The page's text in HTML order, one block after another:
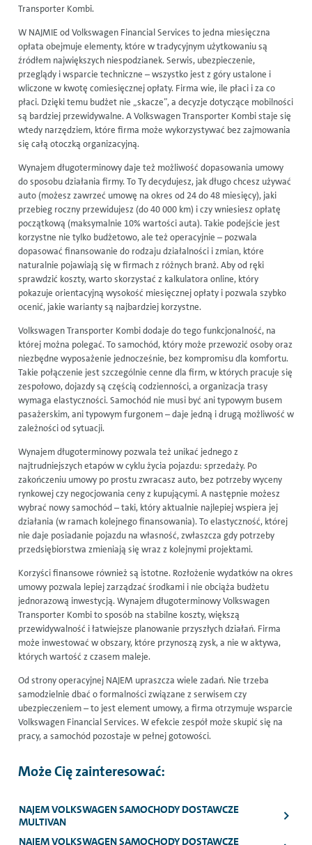
Transporter Kombi.
W NAJMIE odVolkswagen Financial Services to jedna miesięczna
opłata obejmuje elementy, które w tradycyjnym użytkowaniu są
źródłem największych niespodzianek. Serwis, ubezpieczenie,
przeglądy i wsparcie techniczne – wszystko jest z góry ustalone i
wliczone w kwotę comiesięcznej opłaty. Firma wie, ile płaci i za co
płaci. Dzięki temu budżet nie „skacze”, a decyzje dotyczące mobilności
są bardziej przewidywalne. AVolkswagen Transporter Kombistaje się
wtedy narzędziem, które firma może wykorzystywać bez zajmowania
się całą otoczką organizacyjną.
Wynajem długoterminowy daje też możliwość dopasowania umowy
do sposobu działania firmy. To Ty decydujesz, jak długo chcesz używać
auto (możesz zawrzeć umowę na okres od 24 do 48 miesięcy), jaki
przebieg roczny przewidujesz (do 40 000 km) i czy wniesiesz opłatę
początkową (maksymalnie 10% wartości auta). Takie podejście jest
korzystne nie tylko budżetowo, ale też operacyjnie – pozwala
dopasować finansowanie do rodzaju działalności i zmian, które
naturalnie pojawiają się w firmach z różnych branż. Aby od ręki
sprawdzić koszty, warto skorzystać z kalkulatora online, który
pokazuje orientacyjną wysokość miesięcznej opłaty i pozwala szybko
ocenić, jakie warianty są najbardziej korzystne.
Volkswagen Transporter Kombidodaje do tego funkcjonalność, na
której można polegać. To samochód, który może przewozić osoby oraz
niezbędne wyposażenie jednocześnie, bez kompromisu dla komfortu.
Takie połączenie jest szczególnie cenne dla firm, w których pracuje się
zespołowo, dojazdy są częścią codzienności, a organizacja trasy
wymaga elastyczności. Samochód nie musi być ani typowym busem
pasażerskim, ani typowym furgonem – daje jedną i drugą możliwość w
zależności od sytuacji.
Wynajem długoterminowy pozwala też unikać jednego z
najtrudniejszych etapów w cyklu życia pojazdu: sprzedaży. Po
zakończeniu umowy po prostu zwracasz auto, bez potrzeby wyceny
rynkowej czy negocjowania ceny z kupującymi. A następnie możesz
wybrać nowy samochód – taki, który aktualnie najlepiej wspiera jej
działania (w ramach kolejnego finansowania). To elastyczność, której
nie daje posiadanie pojazdu na własność, zwłaszcza gdy potrzeby
przedsiębiorstwa zmieniają się wraz z kolejnymi projektami.
Korzyści finansowe również są istotne. Rozłożenie wydatków na okres
umowy pozwala lepiej zarządzać środkami i nie obciąża budżetu
jednorazową inwestycją. Wynajem długoterminowyVolkswagen
Transporter Kombito sposób na stabilne koszty, większą
przewidywalność i łatwiejsze planowanie przyszłych działań. Firma
może inwestować w obszary, które przynoszą zysk, a nie w aktywa,
których wartość z czasem maleje.
Od strony operacyjnej NAJEM upraszcza wiele zadań. Nie trzeba
samodzielnie dbać o formalności związane z serwisem czy
ubezpieczeniem – to jest element umowy, a firma otrzymuje wsparcie
Volkswagen Financial Services. W efekcie zespół może skupić się na
pracy, a samochód pozostaje w pełnej gotowości.
Może Cię zainteresować:
NAJEM VOLKSWAGEN SAMOCHODY DOSTAWCZE
MULTIVAN
NAJEM VOLKSWAGEN SAMOCHODY DOSTAWCZE